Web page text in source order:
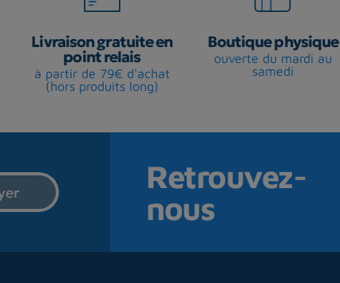
Livraison gratuite en
point relais
à partir de 79€ d'achat
(hors produits long)
Boutique physique
ouverte du mardi au
samedi
Retrouvez-
nous